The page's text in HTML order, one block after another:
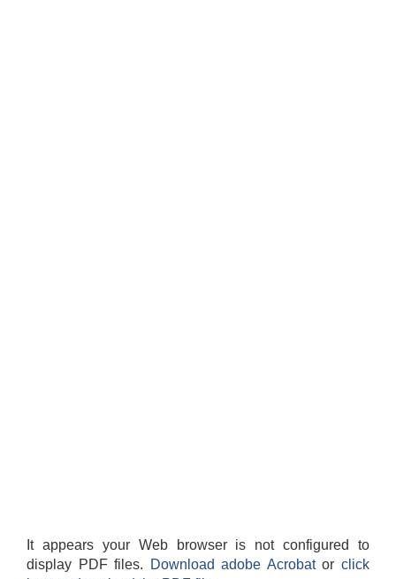
It appears your Web browser is not configured to
display PDF files.
Download adobe Acrobatorclick